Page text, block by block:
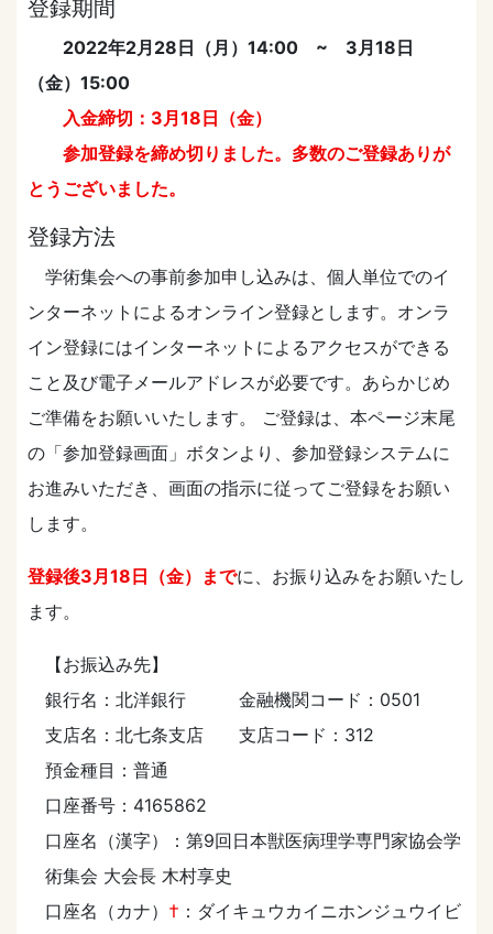
登録期間
2022年2月28日（月）14:00 ~ 3月18日
（金）15:00
入金締切：3月18日（金）
参加登録を締め切りました。多数のご登録ありが
とうございました。
登録方法
学術集会への事前参加申し込みは、個⼈単位でのイ
ンターネットによるオンライン登録とします。オンラ
イン登録にはインターネットによるアクセスができる
こと及び電⼦メールアドレスが必要です。あらかじめ
ご準備をお願いいたします。 ご登録は、本ページ末尾
の「参加登録画面」ボタンより、参加登録システムに
お進みいただき、画⾯の指⽰に従ってご登録をお願い
します。
登録後3⽉18⽇（金）までに、お振り込みをお願いたし
ます。
【お振込み先】
銀行名：北洋銀行 金融機関コード：0501
支店名：北七条支店 支店コード：312
預金種目：普通
口座番号：4165862
口座名（漢字）：第9回日本獣医病理学専門家協会学
術集会 大会長 木村享史
口座名（カナ） † ：ダイキュウカイニホンジュウイビ